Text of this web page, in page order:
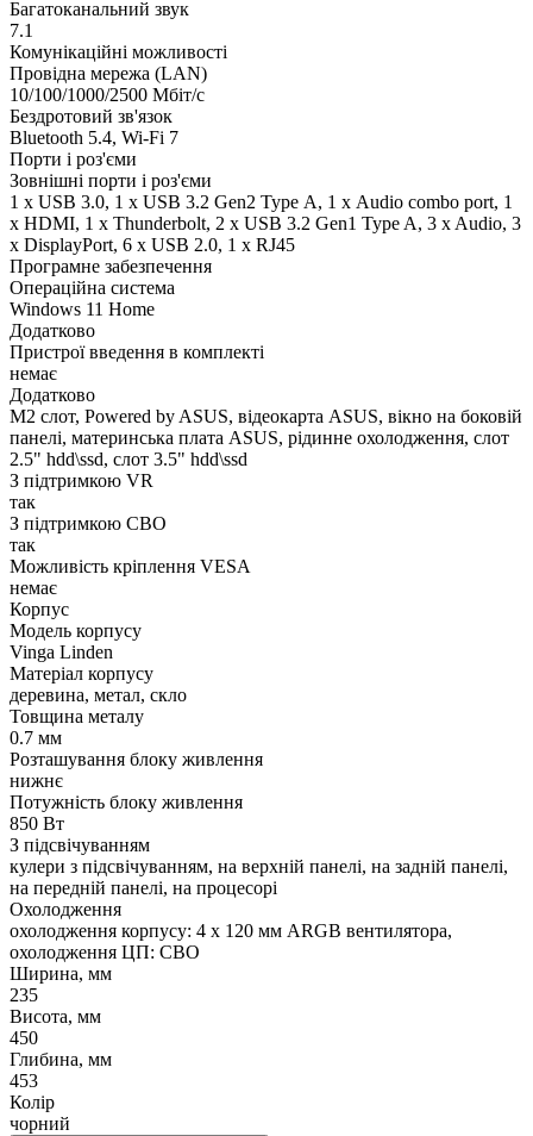
Багатоканальний звук
7.1
Комунікаційні можливості
Провідна мережа (LAN)
10/100/1000/2500 Мбіт/с
Бездротовий зв'язок
Bluetooth 5.4, Wi-Fi 7
Порти і роз'єми
Зовнішні порти і роз'єми
1 x USB 3.0, 1 x USB 3.2 Gen2 Type А, 1 х Audio combo port, 1
х HDMI, 1 х Thunderbolt, 2 x USB 3.2 Gen1 Type A, 3 x Audio, 3
x DisplayPort, 6 x USB 2.0, 1 x RJ45
Програмне забезпечення
Операційна система
Windows 11 Home
Додатково
Пристрої введення в комплекті
немає
Додатково
M2 слот, Powered by ASUS, відеокарта ASUS, вікно на боковій
панелі, материнська плата ASUS, рідинне охолодження, слот
2.5" hdd\ssd, слот 3.5" hdd\ssd
З підтримкою VR
так
З підтримкою СВО
так
Можливість кріплення VESA
немає
Корпус
Модель корпусу
Vinga Linden
Матеріал корпусу
деревина, метал, скло
Товщина металу
0.7 мм
Розташування блоку живлення
нижнє
Потужність блоку живлення
850 Вт
З підсвічуванням
кулери з підсвічуванням, на верхній панелі, на задній панелі,
на передній панелі, на процесорі
Охолодження
охолодження корпусу: 4 x 120 мм ARGB вентилятора,
охолодження ЦП: СВО
Ширина, мм
235
Висота, мм
450
Глибина, мм
453
Колір
чорний